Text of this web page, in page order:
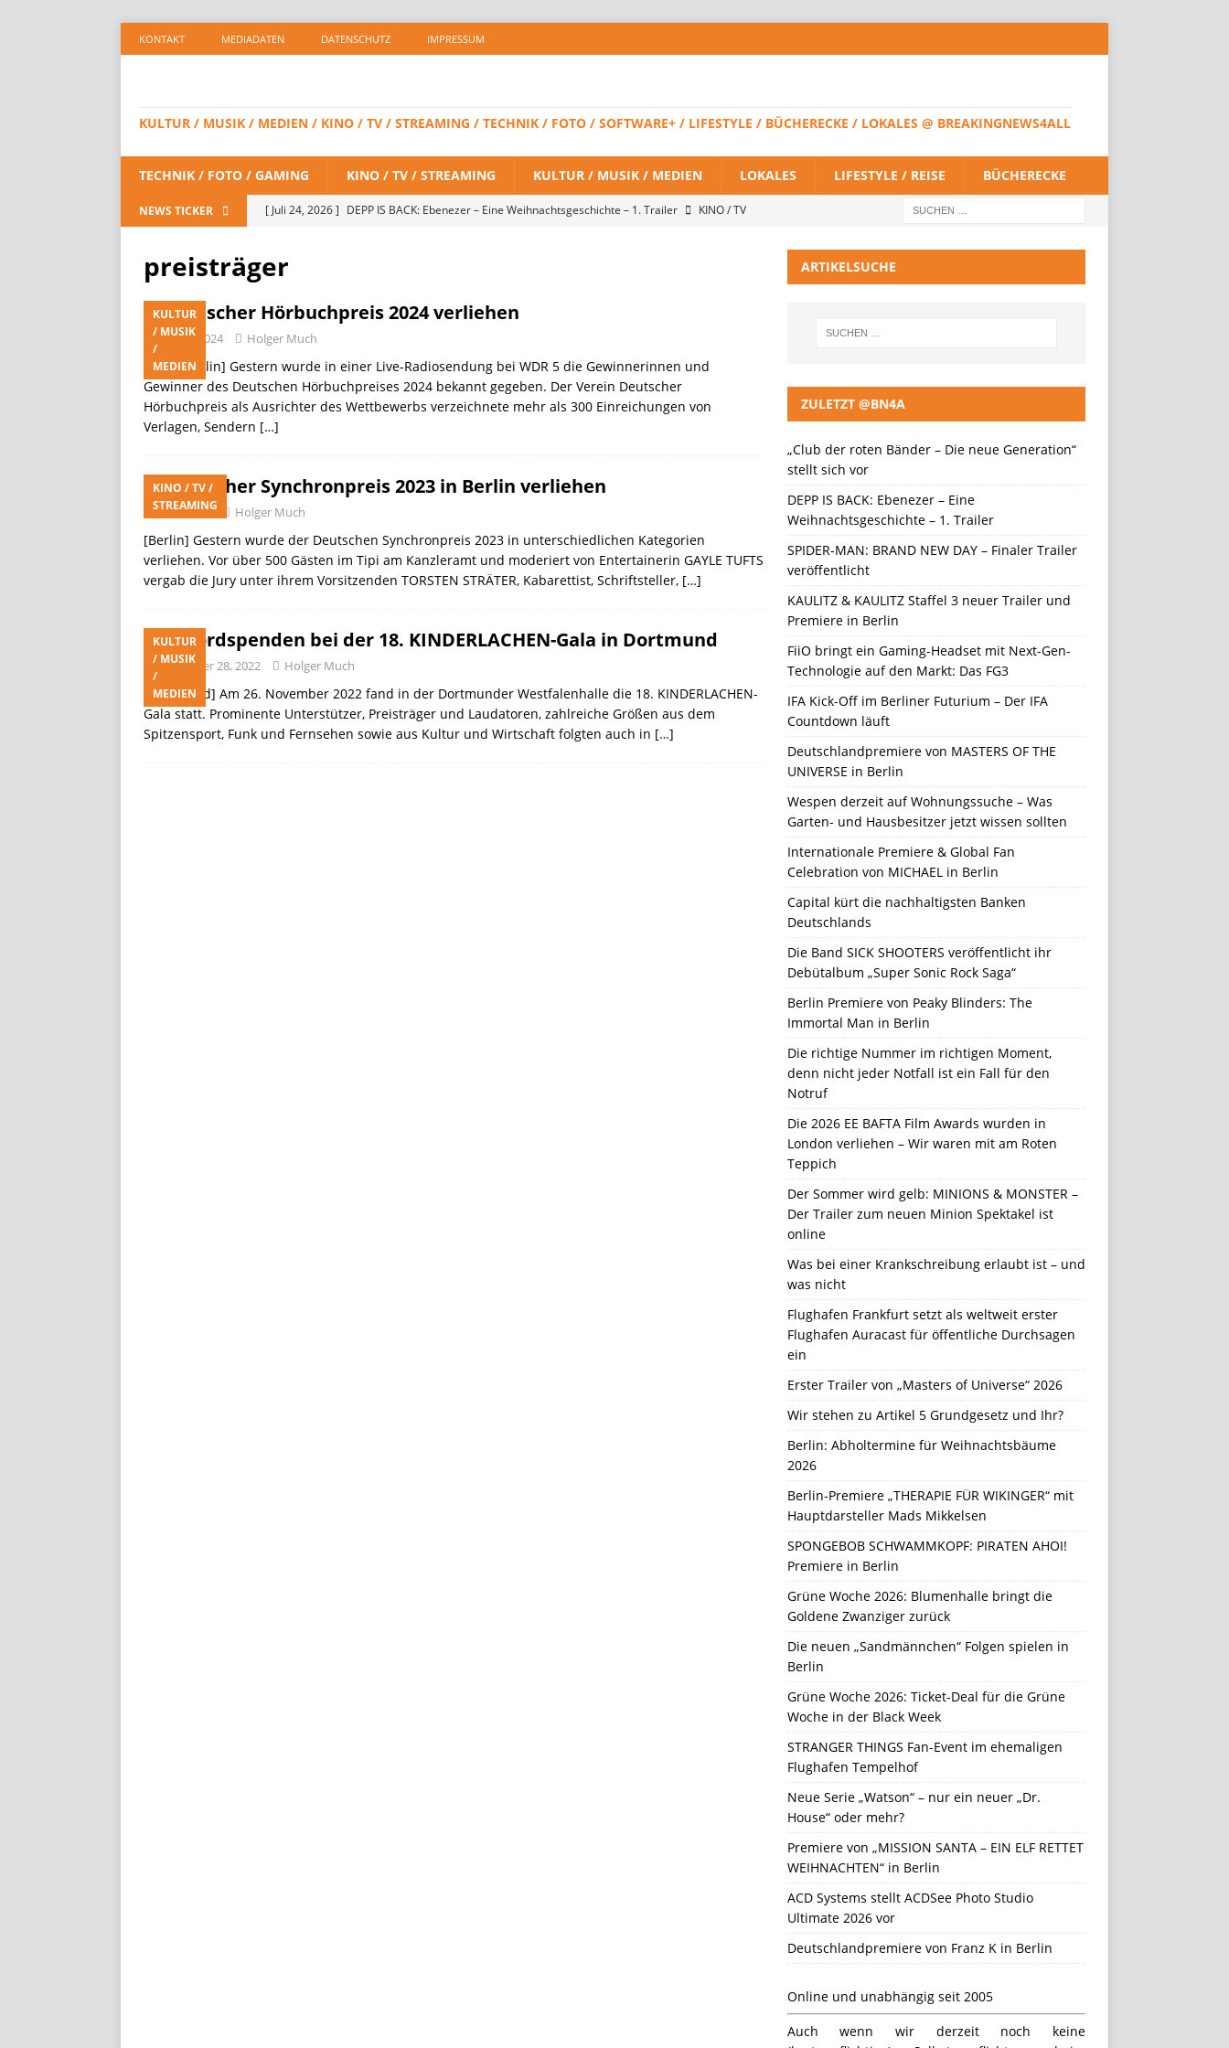
KONTAKT MEDIADATEN DATENSCHUTZ IMPRESSUM
KULTUR / MUSIK / MEDIEN / KINO / TV / STREAMING / TECHNIK / FOTO / SOFTWARE+ / LIFESTYLE / BÜCHERECKE / LOKALES @ BREAKINGNEWS4ALL
TECHNIK / FOTO / GAMING KINO / TV / STREAMING KULTUR / MUSIK / MEDIEN LOKALES LIFESTYLE / REISE BÜCHERECKE
NEWS TICKER [ Juli 24, 2026 ] DEPP IS BACK: Ebenezer – Eine Weihnachtsgeschichte – 1. Trailer
KINO / TV
[ Juli 23, 2026 ]
STREAMING
[ Juli 8, 2026 ]
STREAMING
[ Juli 8, 2026 ] FiiO bringt ein Gaming-Headset mit Next-Gen-Technologie auf den Markt: Das
FG3
STREAMING
preisträger
KULTUR
/ MUSIK
/
MEDIEN
Deutscher Hörbuchpreis 2024 verliehen
März 6, 2024 Holger Much
[Köln/Bertlin] Gestern wurde in einer Live-Radiosendung bei WDR 5 die Gewinnerinnen und
Gewinner des Deutschen Hörbuchpreises 2024 bekannt gegeben. Der Verein Deutscher
Hörbuchpreis als Ausrichter des Wettbewerbs verzeichnete mehr als 300 Einreichungen von
Verlagen, Sendern […]
KINO / TV /
STREAMING
Deutscher Synchronpreis 2023 in Berlin verliehen
Juli 8, 2023 Holger Much
[Berlin] Gestern wurde der Deutschen Synchronpreis 2023 in unterschiedlichen Kategorien
verliehen. Vor über 500 Gästen im Tipi am Kanzleramt und moderiert von Entertainerin GAYLE TUFTS
vergab die Jury unter ihrem Vorsitzenden TORSTEN STRÄTER, Kabarettist, Schriftsteller, […]
KULTUR
/ MUSIK
/
MEDIEN
Rekordspenden bei der 18. KINDERLACHEN-Gala in Dortmund
November 28, 2022 Holger Much
[Dortmund] Am 26. November 2022 fand in der Dortmunder Westfalenhalle die 18. KINDERLACHEN-
Gala statt. Prominente Unterstützer, Preisträger und Laudatoren, zahlreiche Größen aus dem
Spitzensport, Funk und Fernsehen sowie aus Kultur und Wirtschaft folgten auch in […]
ARTIKELSUCHE
ZULETZT @BN4A
„Club der roten Bänder – Die neue Generation“
stellt sich vor
DEPP IS BACK: Ebenezer – Eine
Weihnachtsgeschichte – 1. Trailer
SPIDER-MAN: BRAND NEW DAY – Finaler Trailer
veröffentlicht
KAULITZ & KAULITZ Staffel 3 neuer Trailer und
Premiere in Berlin
FiiO bringt ein Gaming-Headset mit Next-Gen-
Technologie auf den Markt: Das FG3
IFA Kick-Off im Berliner Futurium – Der IFA
Countdown läuft
Deutschlandpremiere von MASTERS OF THE
UNIVERSE in Berlin
Wespen derzeit auf Wohnungssuche – Was
Garten- und Hausbesitzer jetzt wissen sollten
Internationale Premiere & Global Fan
Celebration von MICHAEL in Berlin
Capital kürt die nachhaltigsten Banken
Deutschlands
Die Band SICK SHOOTERS veröffentlicht ihr
Debütalbum „Super Sonic Rock Saga“
Berlin Premiere von Peaky Blinders: The
Immortal Man in Berlin
Die richtige Nummer im richtigen Moment,
denn nicht jeder Notfall ist ein Fall für den
Notruf
Die 2026 EE BAFTA Film Awards wurden in
London verliehen – Wir waren mit am Roten
Teppich
Der Sommer wird gelb: MINIONS & MONSTER –
Der Trailer zum neuen Minion Spektakel ist
online
Was bei einer Krankschreibung erlaubt ist – und
was nicht
Flughafen Frankfurt setzt als weltweit erster
Flughafen Auracast für öffentliche Durchsagen
ein
Erster Trailer von „Masters of Universe“ 2026
Wir stehen zu Artikel 5 Grundgesetz und Ihr?
Berlin: Abholtermine für Weihnachtsbäume
2026
Berlin-Premiere „THERAPIE FÜR WIKINGER“ mit
Hauptdarsteller Mads Mikkelsen
SPONGEBOB SCHWAMMKOPF: PIRATEN AHOI!
Premiere in Berlin
Grüne Woche 2026: Blumenhalle bringt die
Goldene Zwanziger zurück
Die neuen „Sandmännchen“ Folgen spielen in
Berlin
Grüne Woche 2026: Ticket-Deal für die Grüne
Woche in der Black Week
STRANGER THINGS Fan-Event im ehemaligen
Flughafen Tempelhof
Neue Serie „Watson“ – nur ein neuer „Dr.
House“ oder mehr?
Premiere von „MISSION SANTA – EIN ELF RETTET
WEIHNACHTEN“ in Berlin
ACD Systems stellt ACDSee Photo Studio
Ultimate 2026 vor
Deutschlandpremiere von Franz K in Berlin
Online und unabhängig seit 2005
Auch wenn wir derzeit noch keine